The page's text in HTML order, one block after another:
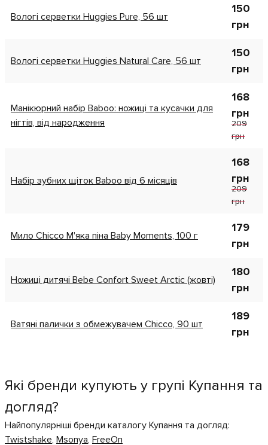
Вологі серветки Huggies Pure, 56 шт
150
грн
Вологі серветки Huggies Natural Care, 56 шт
150
грн
Манікюрний набір Baboo: ножиці та кусачки для
нігтів, від народження
168
грн
209
грн
Набір зубних щіток Baboo від 6 місяців
168
грн
209
грн
Мило Chicco М'яка піна Baby Moments, 100 г
179
грн
Ножиці дитячі Bebe Confort Sweet Arctic (жовті)
180
грн
Ватяні палички з обмежувачем Chicco, 90 шт
189
грн
Які бренди купують у групі Купання та
догляд?
Найпопулярніші бренди каталогу Купання та догляд:
Twistshake, Msonya, FreeOn